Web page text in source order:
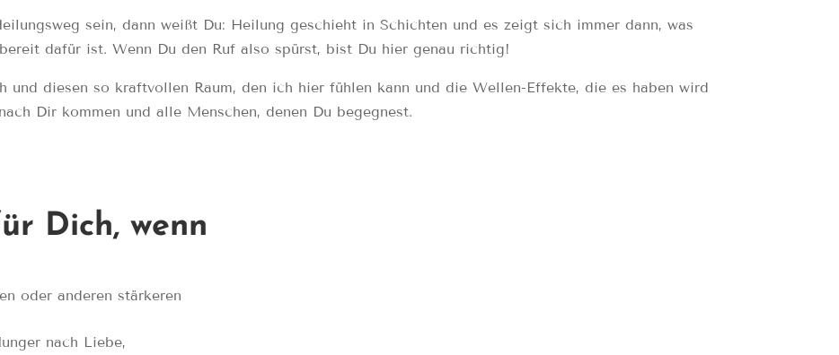
sein, dann weißt Du: Heilung geschieht in Schichten und es zeigt sich immer dann, was
dafür ist. Wenn Du den Ruf also spürst, bist Du hier genau richtig!
und diesen so kraftvollen Raum, den ich hier fühlen kann und die Wellen-Effekte, die es haben wird
Dir kommen und alle Menschen, denen Du begegnest.
Dich, wenn
oder anderen stärkeren
nach Liebe,